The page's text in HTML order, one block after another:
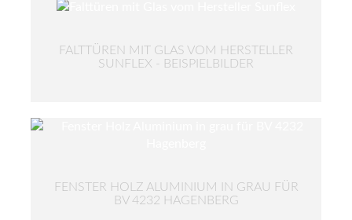
FALTTÜREN MIT GLAS VOM HERSTELLER
SUNFLEX - BEISPIELBILDER
FENSTER HOLZ ALUMINIUM IN GRAU FÜR
BV 4232 HAGENBERG